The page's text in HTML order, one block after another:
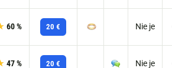
60 % 20 € Nie je
47 % 20 € Nie je